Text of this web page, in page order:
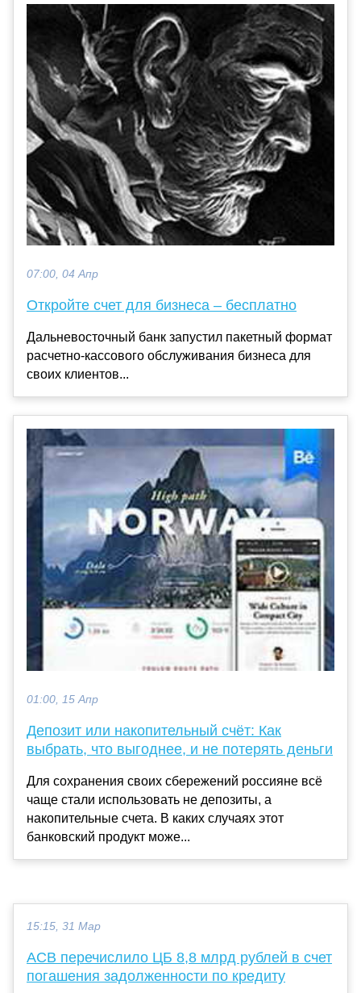
07:00, 04 Апр
Откройте счет для бизнеса – бесплатно
Дальневосточный банк запустил пакетный формат
расчетно-кассового обслуживания бизнеса для
своих клиентов...
01:00, 15 Апр
Депозит или накопительный счёт: Как
выбрать, что выгоднее, и не потерять деньги
Для сохранения своих сбережений россияне всё
чаще стали использовать не депозиты, а
накопительные счета. В каких случаях этот
банковский продукт може...
15:15, 31 Мар
АСВ перечислило ЦБ 8,8 млрд рублей в счет
погашения задолженности по кредиту